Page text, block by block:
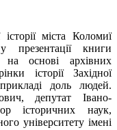
міста Коломиї
презентації книги
на основі архівних
історії Західної
доль людей.
депутат Івано-
історичних наук,
університету імені